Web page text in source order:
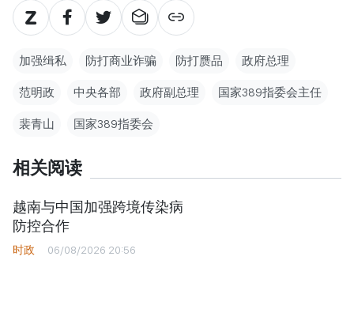
加强缉私 防打商业诈骗 防打赝品 政府总理
范明政 中央各部 政府副总理 国家389指委会主任
裴青山 国家389指委会
相关阅读
越南与中国加强跨境传染病
防控合作
时政 06/08/2026 20:56